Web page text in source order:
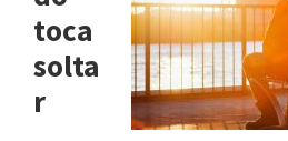
toca
solta
r